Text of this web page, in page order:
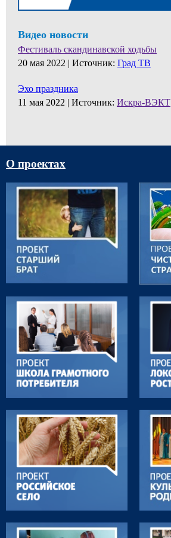
Видео новости
Фестиваль скандинавской ходьбы
20 мая 2022 | Источник: Град ТВ
Эхо праздника
11 мая 2022 | Источник: Искра-ВЭКТ
О проектах